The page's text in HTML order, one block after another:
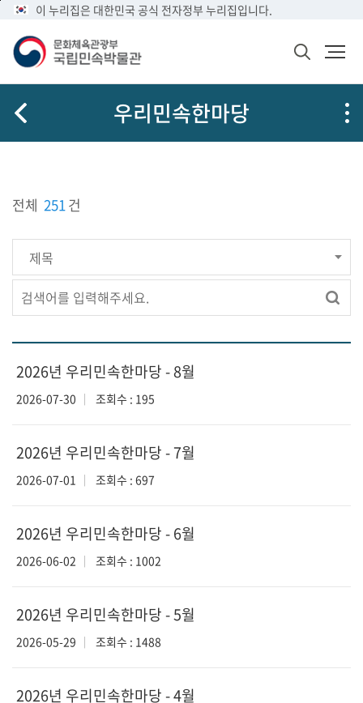
가
가
이 누리집은 대한민국 공식 전자정부 누리집입니다.
검
창
우리민속한마당
전체 251건
2026년 우리민속한마당 - 8월
2026-07-30 조회수 : 195
2026년 우리민속한마당 - 7월
2026-07-01 조회수 : 697
2026년 우리민속한마당 - 6월
2026-06-02 조회수 : 1002
2026년 우리민속한마당 - 5월
2026-05-29 조회수 : 1488
2026년 우리민속한마당 - 4월